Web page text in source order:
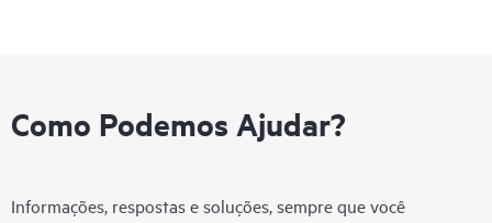
Como Podemos Ajudar?
Informações, respostas e soluções, sempre que você